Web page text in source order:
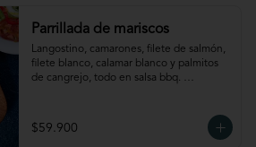
Parrillada de mariscos
Langostino, camarones, filete de salmón,
filete blanco, calamar blanco y palmitos
de cangrejo, todo en salsa bbq.
$59.900